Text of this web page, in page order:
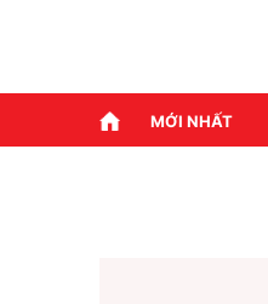
MỚI NHẤT